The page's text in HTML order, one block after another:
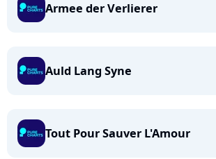
Armee der Verlierer
Auld Lang Syne
Tout Pour Sauver L'Amour